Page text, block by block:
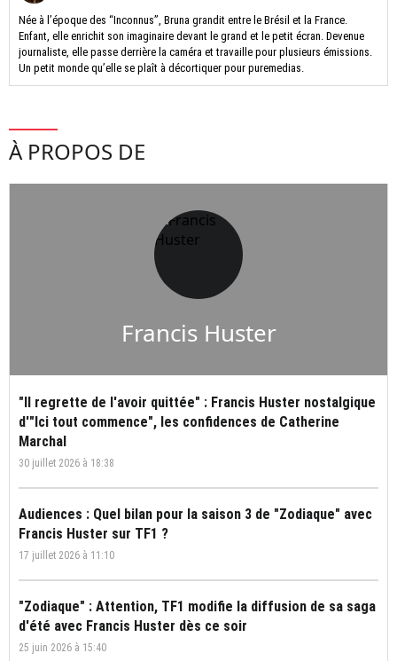
Née à l’époque des “Inconnus”, Bruna grandit entre le Brésil et la France.
Enfant, elle enrichit son imaginaire devant le grand et le petit écran. Devenue
journaliste, elle passe derrière la caméra et travaille pour plusieurs émissions.
Un petit monde qu’elle se plaît à décortiquer pour puremedias.
À PROPOS DE
Francis Huster
"Il regrette de l'avoir quittée" : Francis Huster nostalgique
d'"Ici tout commence", les confidences de Catherine
Marchal
30 juillet 2026 à 18:38
Audiences : Quel bilan pour la saison 3 de "Zodiaque" avec
Francis Huster sur TF1 ?
17 juillet 2026 à 11:10
"Zodiaque" : Attention, TF1 modifie la diffusion de sa saga
d'été avec Francis Huster dès ce soir
25 juin 2026 à 15:40